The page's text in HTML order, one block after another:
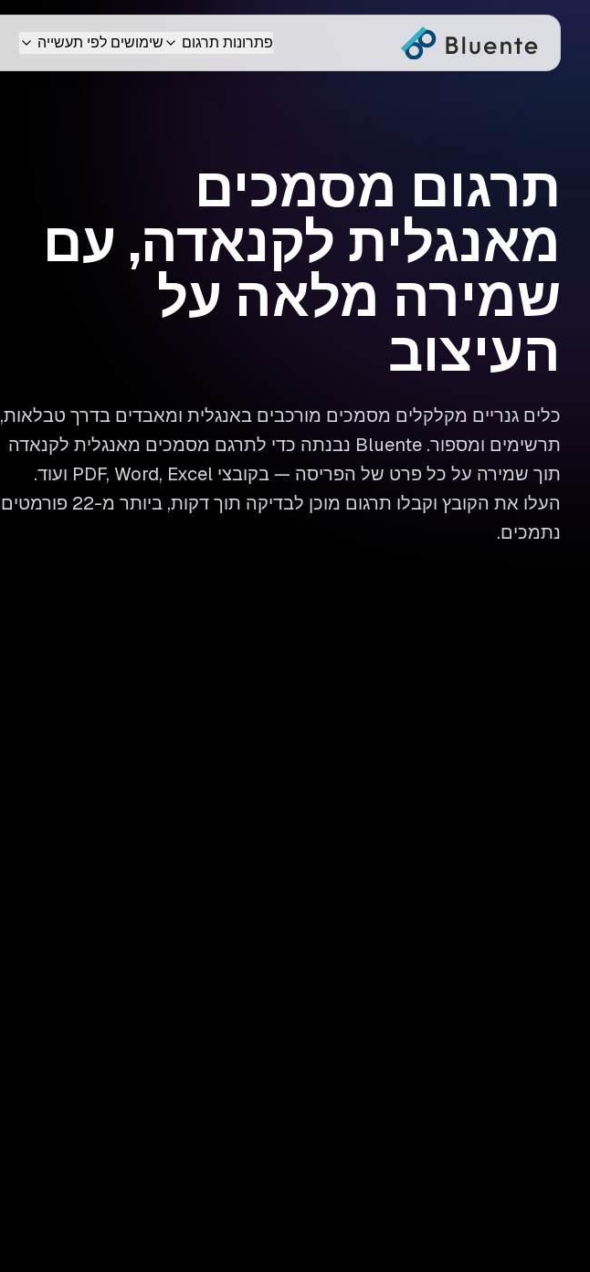
פתרונות תרגום שימושים לפי תעשייה
תרגום מסמכים
מאנגלית לקנאדה, עם
שמירה מלאה על
העיצוב
כלים גנריים מקלקלים מסמכים מורכבים באנגלית ומאבדים בדרך טבלאות,
תרשימים ומספור. Bluente נבנתה כדי לתרגם מסמכים מאנגלית לקנאדה
תוך שמירה על כל פרט של הפריסה — בקובצי PDF, Word, Excel ועוד.
העלו את הקובץ וקבלו תרגום מוכן לבדיקה תוך דקות, ביותר מ-22 פורמטים
נתמכים.